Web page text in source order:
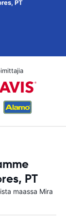
PT
PT
maassa Mira